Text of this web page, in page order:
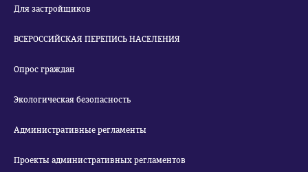
Для застройщиков
ВСЕРОССИЙСКАЯ ПЕРЕПИСЬ НАСЕЛЕНИЯ
Опрос граждан
Экологическая безопасность
Административные регламенты
Проекты административных регламентов